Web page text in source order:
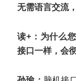
无需语言交流
读+：为什么
接口一样，会